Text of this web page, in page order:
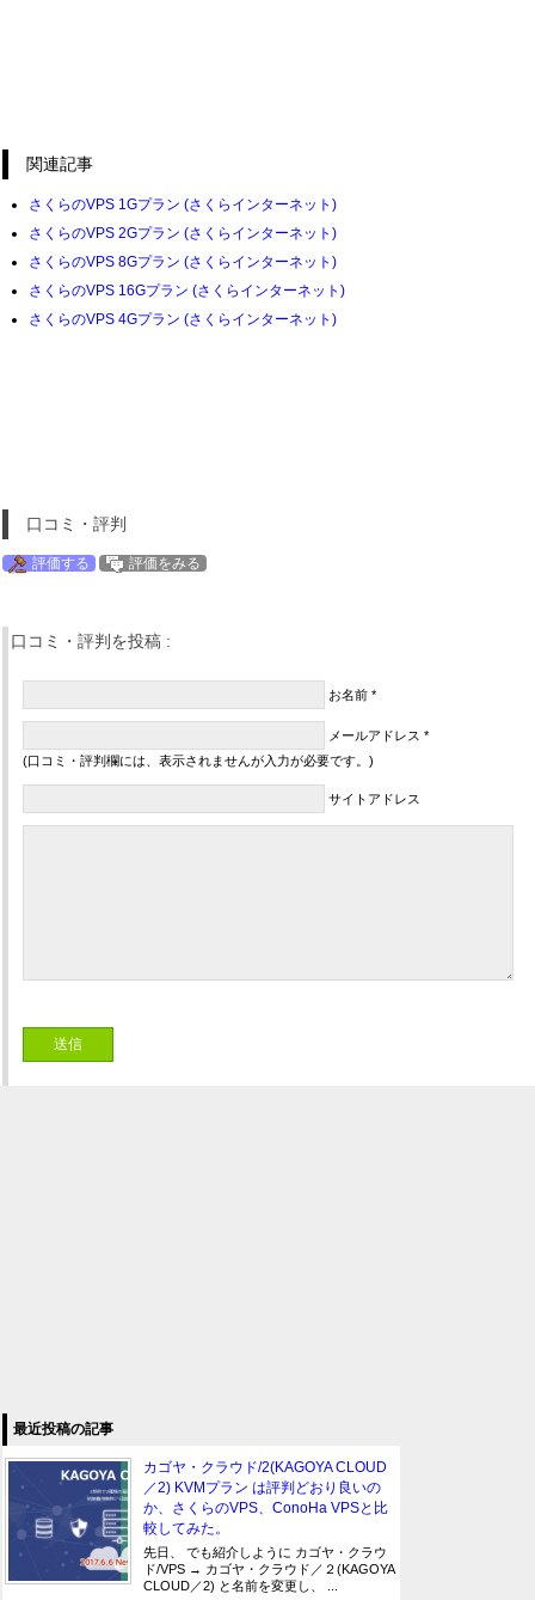
関連記事
さくらのVPS 1Gプラン (さくらインターネット)
さくらのVPS 2Gプラン (さくらインターネット)
さくらのVPS 8Gプラン (さくらインターネット)
さくらのVPS 16Gプラン (さくらインターネット)
さくらのVPS 4Gプラン (さくらインターネット)
口コミ・評判
評価する 評価をみる
口コミ・評判を投稿 :
お名前 *
メールアドレス *
(口コミ・評判欄には、表示されませんが入力が必要です。)
サイトアドレス
最近投稿の記事
カゴヤ・クラウド/2(KAGOYA CLOUD
／2) KVMプラン は評判どおり良いの
か、さくらのVPS、ConoHa VPSと比
較してみた。
先日、 でも紹介しように カゴヤ・クラウ
ド/VPS → カゴヤ・クラウド／２(KAGOYA
CLOUD／2) と名前を変更し、 ...